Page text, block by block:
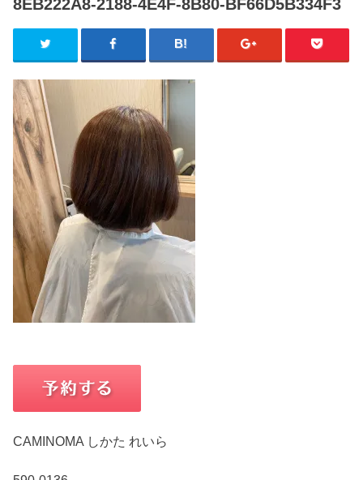
8EB222A8-2188-4E4F-8B80-BF66D5B334F3
CAMINOMA しかた れいら